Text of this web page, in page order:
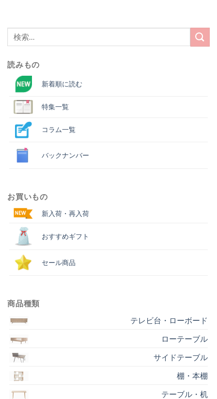
で
ま
索
果:
読みもの
新着順に読む
特集一覧
コラム一覧
バックナンバー
お買いもの
新入荷・再入荷
おすすめギフト
セール商品
商品種類
テレビ台・ローボード
ローテーブル
サイドテーブル
棚・本棚
テーブル・机